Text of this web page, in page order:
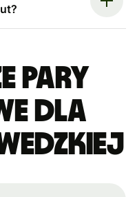
pary
dla